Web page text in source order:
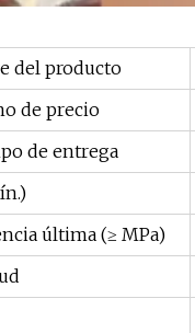
del producto
de precio
de entrega
última (≥ MPa)